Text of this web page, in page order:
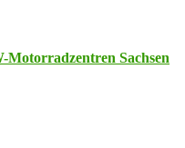
Motorradzentren Sachsen